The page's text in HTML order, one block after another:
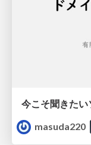
masuda220